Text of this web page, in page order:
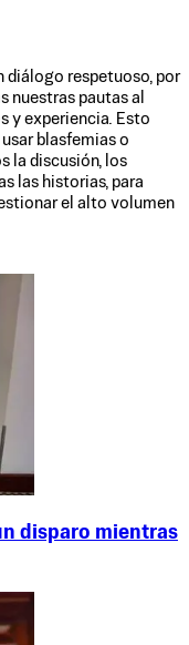
diálogo respetuoso, por
nuestras pautas al
y experiencia. Esto
blasfemias o
la discusión, los
las historias, para
el alto volumen
disparo mientras